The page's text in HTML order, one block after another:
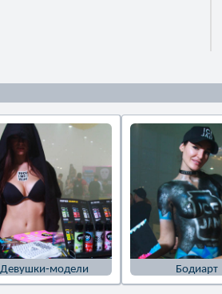
Девушки-модели Бодиарт